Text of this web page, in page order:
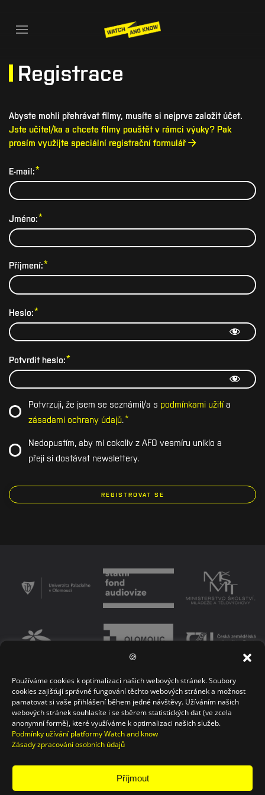
🍪
Používáme cookies k optimalizaci našich webových stránek. Soubory
cookies zajišťují správné fungování těchto webových stránek a možnost
pamatovat si vaše přihlášení během jedné návštěvy. Užíváním našich
webových stránek souhlasíte i se sběrem statistických dat (ve zcela
anonymní formě), které využíváme k optimalizaci našich služeb.
Podmínky užívání platformy Watch and know
Zásady zpracování osobních údajů
Příjmout
Registrace
Abyste mohli přehrávat filmy, musíte si nejprve založit účet.
Jste učitel/ka a chcete filmy pouštět v rámci výuky? Pak
prosím využijte speciální registrační formulář →
E-mail:*
Jméno:*
Příjmení:*
Heslo:*
Potvrdit heslo:*
Potvrzuji, že jsem se seznámil/a s podmínkami užitía
zásadami ochrany údajů.*
Nedopustím, aby mi cokoliv z AFO vesmíru uniklo a
přeji si dostávat newslettery.
PODMÍNKY UŽÍVÁNÍ PLATFORMY ZÁSADY OCHRANY OSOBNÍCH ÚDAJŮ
KONTAKT